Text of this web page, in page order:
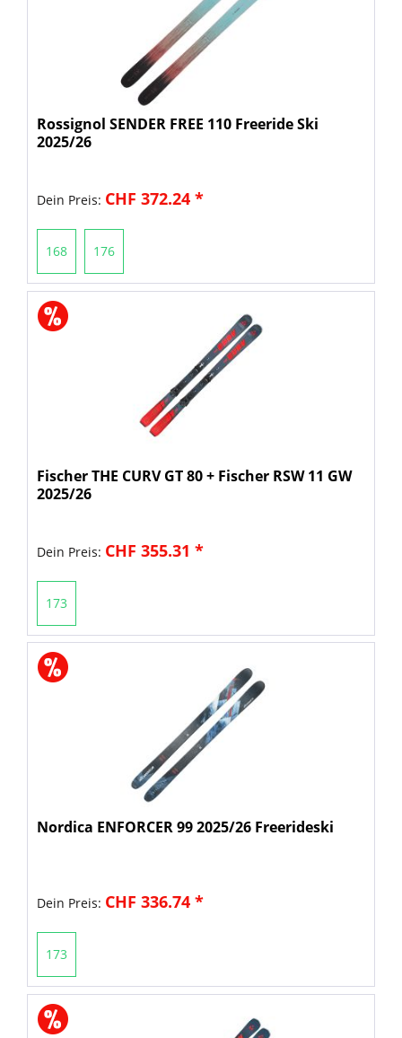
Rossignol SENDER FREE 110 Freeride Ski
2025/26
Dein Preis: CHF 372.24 *
168 176
Fischer THE CURV GT 80 + Fischer RSW 11 GW
2025/26
Dein Preis: CHF 355.31 *
173
Nordica ENFORCER 99 2025/26 Freerideski
Dein Preis: CHF 336.74 *
173